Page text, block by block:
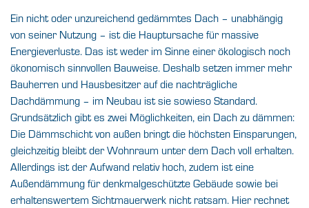
Bei der Dachdämmung hängt die Messlatte
hoch. Schließlich
wollen Sie spürbare Effekte und keine
bloßen Versprechen.
FINDEN SIE IHREN BAUFACHHANDEL VOR
ORT
Ein nicht oder unzureichend gedämmtes Dach – unabhängig
von seiner Nutzung – ist die Hauptursache für massive
Energieverluste. Das ist weder im Sinne einer ökologisch noch
ökonomisch sinnvollen Bauweise. Deshalb setzen immer mehr
Bauherren und Hausbesitzer auf die nachträgliche
Dachdämmung – im Neubau ist sie sowieso Standard.
Grundsätzlich gibt es zwei Möglichkeiten, ein Dach zu dämmen:
Die Dämmschicht von außen bringt die höchsten Einsparungen,
gleichzeitig bleibt der Wohnraum unter dem Dach voll erhalten.
Allerdings ist der Aufwand relativ hoch, zudem ist eine
Außendämmung für denkmalgeschützte Gebäude sowie bei
erhaltenswertem Sichtmauerwerk nicht ratsam. Hier rechnet